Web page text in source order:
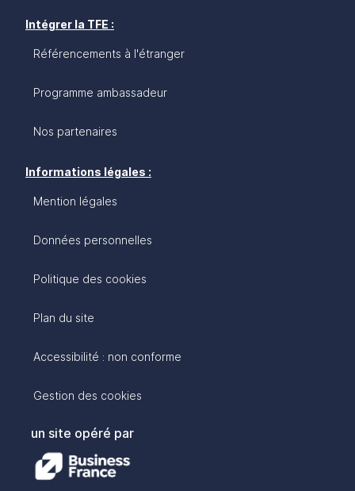
Intégrer la TFE :
Référencements à l'étranger
Programme ambassadeur
Nos partenaires
Informations légales :
Mention légales
Données personnelles
Politique des cookies
Plan du site
Accessibilité : non conforme
Gestion des cookies
un site opéré par